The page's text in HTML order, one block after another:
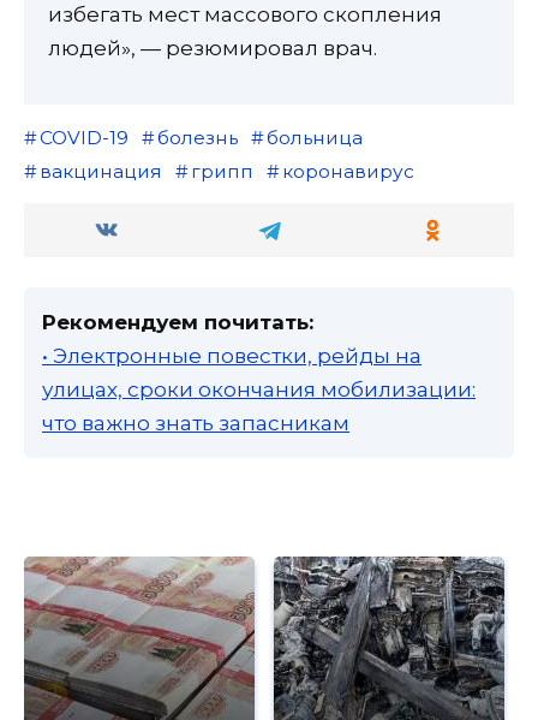
избегать мест массового скопления
людей», — резюмировал врач.
COVID-19 болезнь
больница
вакцинация
грипп коронавирус
Рекомендуем почитать:
• Электронные повестки, рейды на
улицах, сроки окончания мобилизации:
что важно знать запасникам